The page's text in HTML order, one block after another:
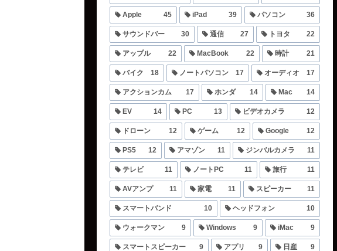
Apple 45 iPad 39 パソコン 36
サウンドバー 30 通信 27 トヨタ 22
アップル 22 MacBook 22 時計 21
バイク 18 ノートパソコン 17 オーディオ 17
アクションカム 17 ホンダ 14 Mac 14
EV 14 PC 13 ビデオカメラ 12
ドローン 12 ゲーム 12 Google 12
PS5 12 アマゾン 11 ジンバルカメラ 11
テレビ 11 ノートPC 11 旅行 11
AVアンプ 11 家電 11 スピーカー 11
スマートバンド 10 ヘッドフォン 10
ウォークマン 9 Windows 9 iMac 9
スマートスピーカー 9 アプリ 9 日産 9